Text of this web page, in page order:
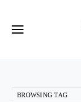
BROWSING TAG